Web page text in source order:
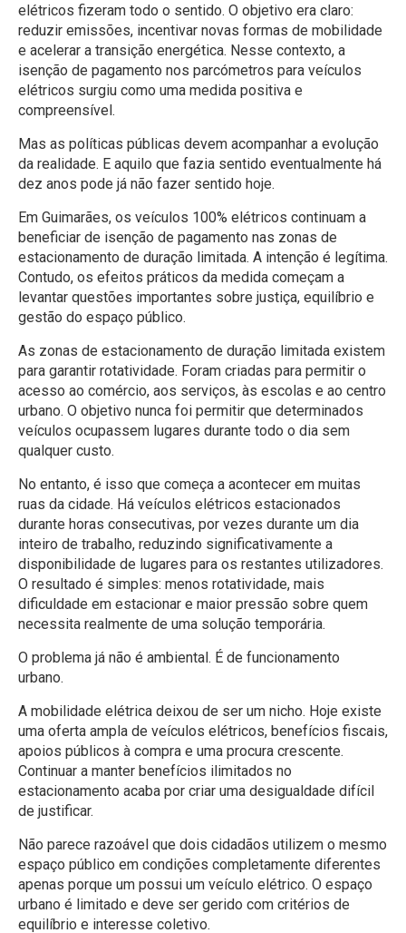
elétricos fizeram todo o sentido. O objetivo era claro:
reduzir emissões, incentivar novas formas de mobilidade
e acelerar a transição energética. Nesse contexto, a
isenção de pagamento nos parcómetros para veículos
elétricos surgiu como uma medida positiva e
compreensível.
Mas as políticas públicas devem acompanhar a evolução
da realidade. E aquilo que fazia sentido eventualmente há
dez anos pode já não fazer sentido hoje.
Em Guimarães, os veículos 100% elétricos continuam a
beneficiar de isenção de pagamento nas zonas de
estacionamento de duração limitada. A intenção é legítima.
Contudo, os efeitos práticos da medida começam a
levantar questões importantes sobre justiça, equilíbrio e
gestão do espaço público.
As zonas de estacionamento de duração limitada existem
para garantir rotatividade. Foram criadas para permitir o
acesso ao comércio, aos serviços, às escolas e ao centro
urbano. O objetivo nunca foi permitir que determinados
veículos ocupassem lugares durante todo o dia sem
qualquer custo.
No entanto, é isso que começa a acontecer em muitas
ruas da cidade. Há veículos elétricos estacionados
durante horas consecutivas, por vezes durante um dia
inteiro de trabalho, reduzindo significativamente a
disponibilidade de lugares para os restantes utilizadores.
O resultado é simples: menos rotatividade, mais
dificuldade em estacionar e maior pressão sobre quem
necessita realmente de uma solução temporária.
O problema já não é ambiental. É de funcionamento
urbano.
A mobilidade elétrica deixou de ser um nicho. Hoje existe
uma oferta ampla de veículos elétricos, benefícios fiscais,
apoios públicos à compra e uma procura crescente.
Continuar a manter benefícios ilimitados no
estacionamento acaba por criar uma desigualdade difícil
de justificar.
Não parece razoável que dois cidadãos utilizem o mesmo
espaço público em condições completamente diferentes
apenas porque um possui um veículo elétrico. O espaço
urbano é limitado e deve ser gerido com critérios de
equilíbrio e interesse coletivo.